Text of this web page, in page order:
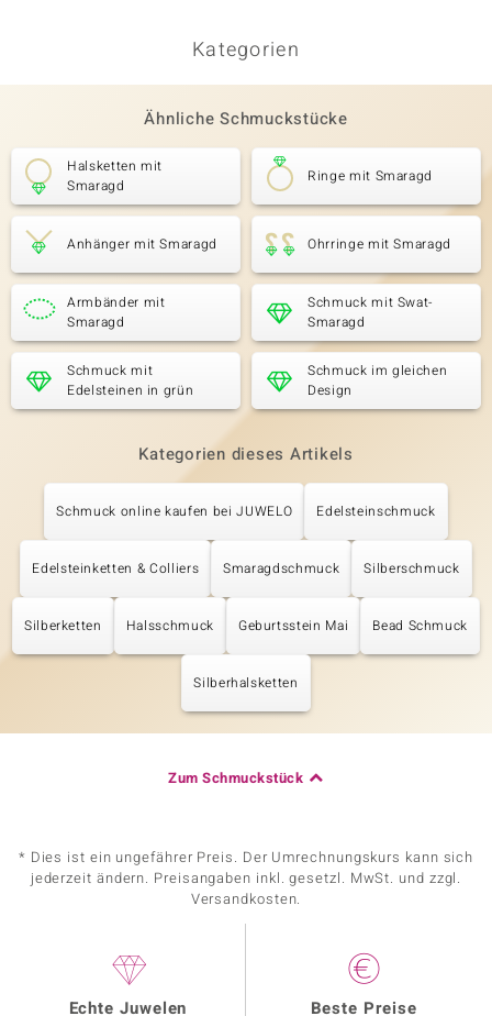
Kategorien
Ähnliche Schmuckstücke
Halsketten mit
Smaragd
Ringe mit Smaragd
Anhänger mit Smaragd Ohrringe mit Smaragd
Armbänder mit
Smaragd
Schmuck mit Swat-
Smaragd
Schmuck mit
Edelsteinen in grün
Schmuck im gleichen
Design
Kategorien dieses Artikels
Schmuck online kaufen bei JUWELO Edelsteinschmuck
Edelsteinketten & Colliers Smaragdschmuck Silberschmuck
Silberketten Halsschmuck Geburtsstein Mai Bead Schmuck
Silberhalsketten
Zum Schmuckstück
* Dies ist ein ungefährer Preis. Der Umrechnungskurs kann sich
jederzeit ändern. Preisangaben inkl. gesetzl. MwSt. und zzgl.
Versandkosten.
Echte Juwelen Beste Preise